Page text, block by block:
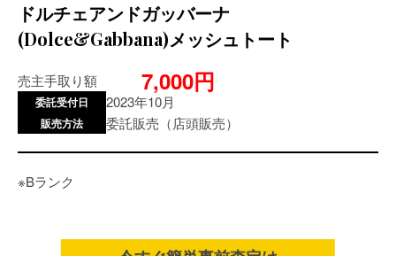
ドルチェアンドガッバーナ
(Dolce&Gabbana)メッシュトート
売主手取り額 7,000円
委託受付日 2023年10月
販売方法 委託販売（店頭販売）
※Bランク